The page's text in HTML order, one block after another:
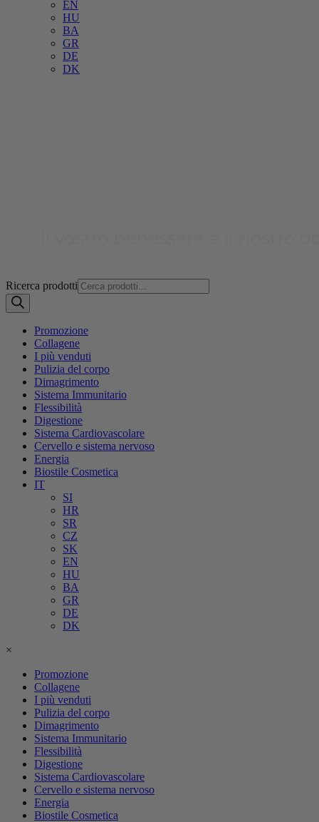
EN
HU
BA
GR
DE
DK
Ricerca prodotti
Promozione
Collagene
I più venduti
Pulizia del corpo
Dimagrimento
Sistema Immunitario
Flessibilità
Digestione
Sistema Cardiovascolare
Cervello e sistema nervoso
Energia
Biostile Cosmetica
IT
SI
HR
SR
CZ
SK
EN
HU
BA
GR
DE
DK
×
Promozione
Collagene
I più venduti
Pulizia del corpo
Dimagrimento
Sistema Immunitario
Flessibilità
Digestione
Sistema Cardiovascolare
Cervello e sistema nervoso
Energia
Biostile Cosmetica